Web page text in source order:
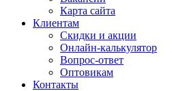
Карта сайта
Клиентам
Скидки и акции
Онлайн-калькулятор
Вопрос-ответ
Оптовикам
Контакты